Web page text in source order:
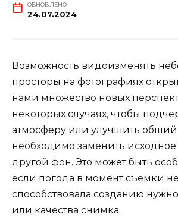
ОБНОВЛЕНО
24.07.2024
Возможность видоизменять
просторы на фотографиях
нами множество новых
некоторых случаях, чтобы
атмосферу или улучшить
необходимо заменить исходное
другой фон. Это может быть
если погода в момент съемки не
способствовала созданию
или качества снимка.